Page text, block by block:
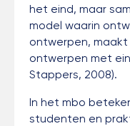
het eind, maar
model waarin
ontwerpen,
ontwerpen met
Stappers, 2008).
In het mbo
studenten en